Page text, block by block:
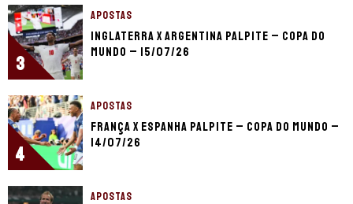
3
APOSTAS
Inglaterra x Argentina palpite – Copa do
Mundo – 15/07/26
4
APOSTAS
França x Espanha palpite – Copa do Mundo –
14/07/26
APOSTAS